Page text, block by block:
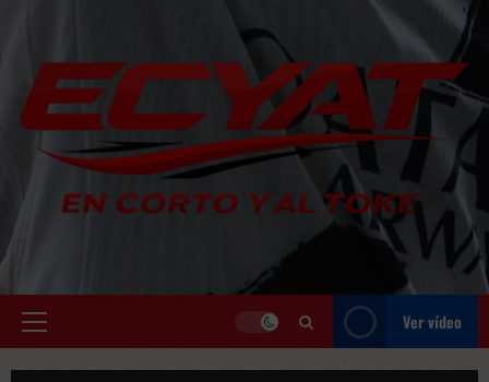
contenido
Menú
Ver vídeo